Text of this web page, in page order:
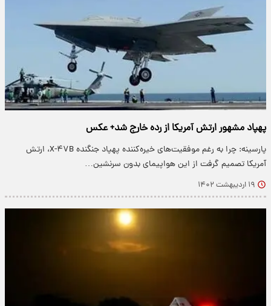
پهپاد مشهور ارتش آمریکا از رده خارج شد+ عکس
پارسینه: چرا به رغم موفقیت‌های خیره‌کننده پهپاد جنگنده X-۴۷B، ارتش
آمریکا تصمیم گرفت از این هواپیمای بدون سرنشین…
۱۹ اردیبهشت ۱۴۰۲